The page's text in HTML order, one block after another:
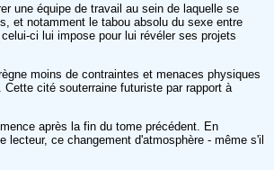
une équipe de travail au sein de laquelle se
et notamment le tabou absolu du sexe entre
ci lui impose pour lui révéler ses projets
moins de contraintes et menaces physiques
cité souterraine futuriste par rapport à
après la fin du tome précédent. En
ce changement d'atmosphère - même s'il